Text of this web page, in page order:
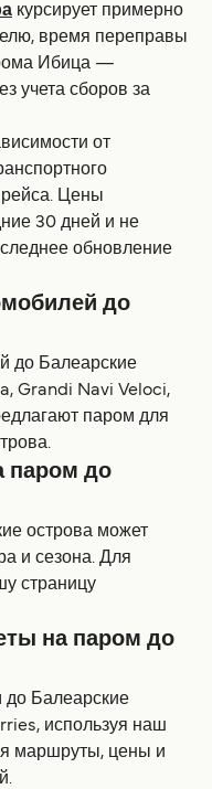
курсирует примерно
время переправы
Ибица —
учета сборов за
от
Цены
30 дней и не
обновление
до
до Балеарские
Grandi Navi Veloci,
паром для
паром до
острова может
и сезона. Для
страницу
на паром до
до Балеарские
используя наш
маршруты, цены и